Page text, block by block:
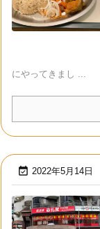
にやってきまし ...
 2022年5月14日